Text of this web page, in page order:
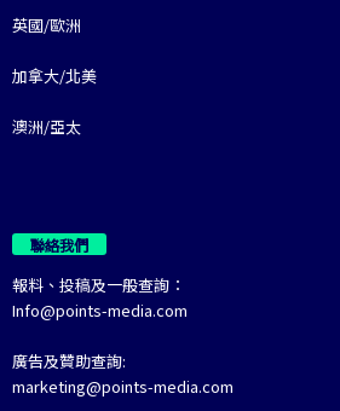
英國/歐洲
加拿大/北美
澳洲/亞太
聯絡我們
報料、投稿及一般查詢：
Info@points-media.com
廣告及贊助查詢:
marketing@points-media.com